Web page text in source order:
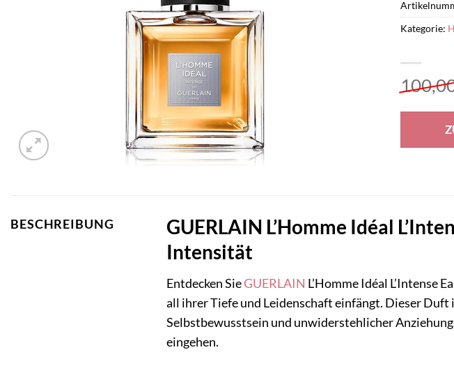
Kategorie:
BESCHREIBUNG
GUERLAIN L’Homme Idéal
Intensität
Entdecken SieGUERLAIN L’Homme Idéal L’Intense
all ihrer Tiefe und Leidenschaft einfängt. Dieser Duft
Selbstbewusstsein und unwiderstehlicher
eingehen.